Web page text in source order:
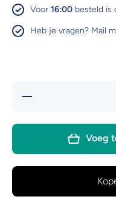
Voor 16:00 besteld is
Heb je vragen? Mail
Hoeveelheid
Voeg